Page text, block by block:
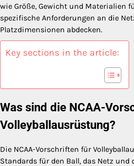
wie Größe, Gewicht und Materialien
spezifische Anforderungen an die
Platzdimensionen abdecken.
Key sections in the article:
Was sind die NCAA-
Volleyballausrüstung?
Die NCAA-Vorschriften für
Standards für den Ball, das Netz und